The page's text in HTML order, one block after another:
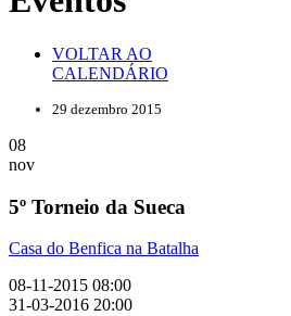
VOLTAR AO
CALENDÁRIO
29 dezembro 2015
08
nov
5º Torneio da Sueca
Casa do Benfica na Batalha
08-11-2015 08:00
31-03-2016 20:00